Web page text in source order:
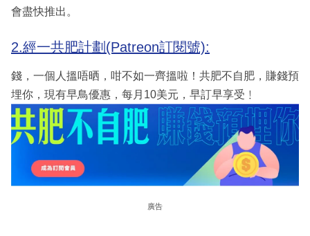
會盡快推出。
2.經一共肥計劃(Patreon訂閱號):
錢，一個人搵唔晒，咁不如一齊搵啦！共肥不自肥，賺錢預
埋你，現有早鳥優惠，每月10美元，早訂早享受﹗
廣告